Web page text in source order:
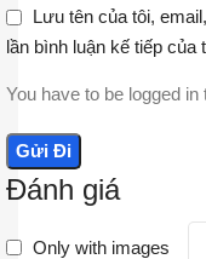
Đánh giá
Only with images
Lưu tên của tôi,
lần bình luận kế tiếp của
You have to be logged